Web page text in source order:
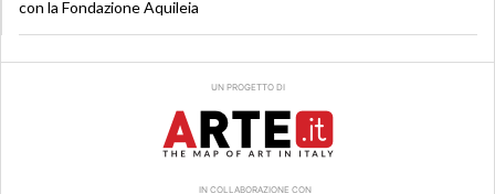
con la Fondazione Aquileia
UN PROGETTO DI
IN COLLABORAZIONE CON